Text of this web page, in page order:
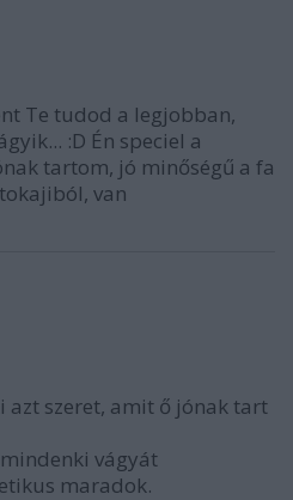
Te tudod a legjobban,
:D Én speciel a
tartom, jó minőségű a fa
van
azt szeret, amit ő jónak tart
vágyát
maradok.